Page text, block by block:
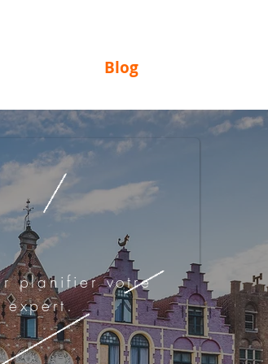
Blog
planifier votre
expert.